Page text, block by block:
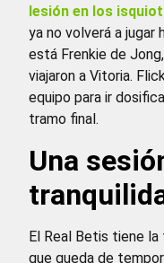
lesión en los
ya no volverá a jugar
está Frenkie de
viajaron a Vitoria.
equipo para ir
tramo final.
Una
El Real Betis tiene
que queda de